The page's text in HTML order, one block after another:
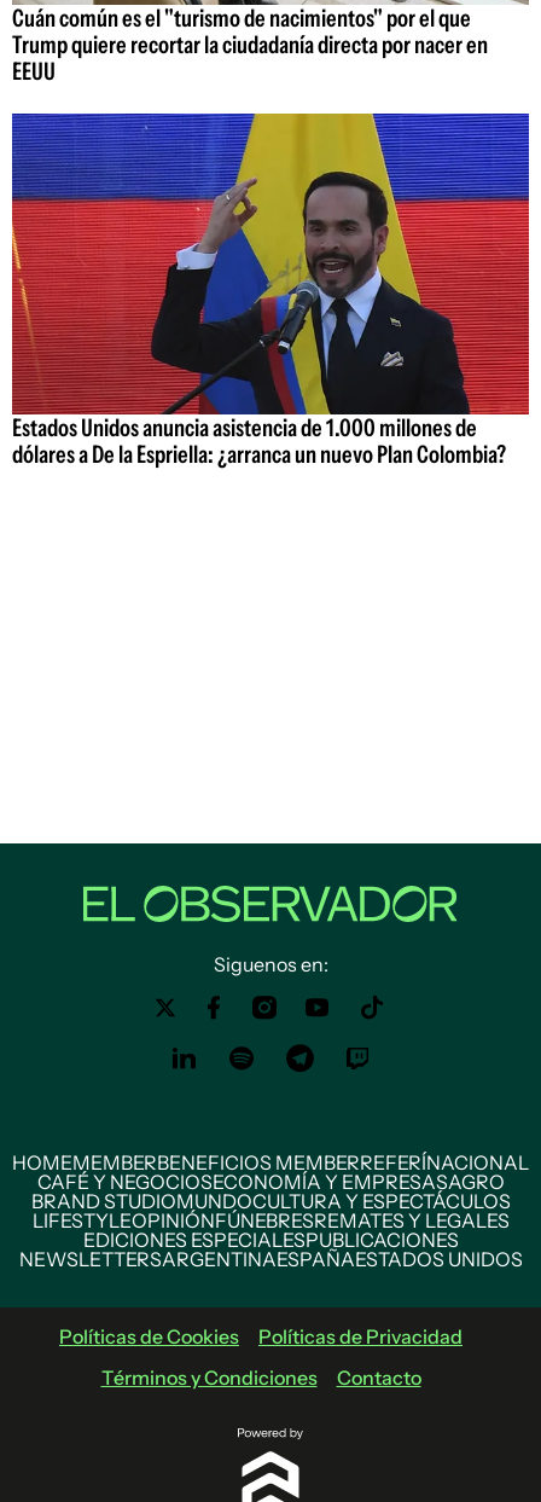
Cuán común es el "turismo de nacimientos" por el que
Trump quiere recortar la ciudadanía directa por nacer en
EEUU
Estados Unidos anuncia asistencia de 1.000 millones de
dólares a De la Espriella: ¿arranca un nuevo Plan Colombia?
Siguenos en:
HOMEMEMBERBENEFICIOS MEMBERREFERÍNACIONAL
CAFÉ Y NEGOCIOSECONOMÍA Y EMPRESASAGRO
BRAND STUDIOMUNDOCULTURA Y ESPECTÁCULOS
LIFESTYLEOPINIÓNFÚNEBRESREMATES Y LEGALES
EDICIONES ESPECIALESPUBLICACIONES
NEWSLETTERSARGENTINAESPAÑAESTADOS UNIDOS
Políticas de Cookies
Políticas de Privacidad
Términos y Condiciones
Contacto